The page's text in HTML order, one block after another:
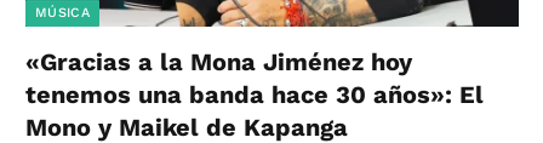
MÚSICA
«Gracias a la Mona Jiménez hoy
tenemos una banda hace 30 años»: El
Mono y Maikel de Kapanga